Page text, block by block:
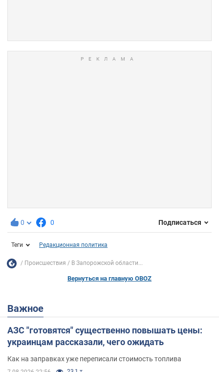
0 0 Подписаться
Теги Редакционная политика
Происшествия В Запорожской области...
Вернуться на главную OBOZ
Важное
АЗС "готовятся" существенно повышать цены:
украинцам рассказали, чего ожидать
Как на заправках уже переписали стоимость топлива